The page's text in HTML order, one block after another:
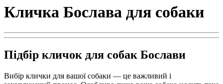
Кличка Бослава для собаки
Підбір кличок для собак Бослави
Вибір клички для вашої собаки — це важливий і